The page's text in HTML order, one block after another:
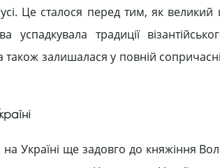
Це сталося перед тим, як
успадкувала традиції
також залишалася у повній
Україні ще задовго до княжіння